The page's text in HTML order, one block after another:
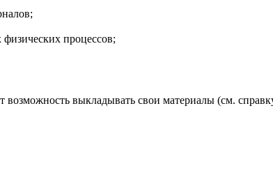
процессов;
возможность выкладывать свои материалы (см.